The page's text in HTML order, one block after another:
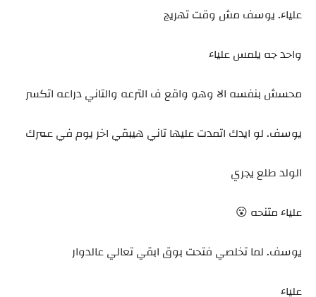
علياء. يوسف مش وقت تهريج
واحد جه يلمس علياء
محسش بنفسه الا وهو واقع ف الترعه والتاني دراعه اتكسر
يوسف. لو ايدك اتمدت عليها تاني هيبقي اخر يوم في عمرك
الولد طلع يجري
علياء متنحه 😮
يوسف. لما تخلصي فتحت بوق ابقي تعالي عالدوار
علياء